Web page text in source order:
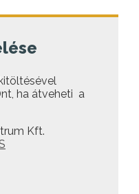
ha átveheti a
Kft.